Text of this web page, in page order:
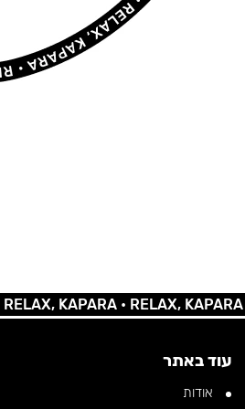
KAPARA •RELAX, KAPARA •
עוד באתר
אודות